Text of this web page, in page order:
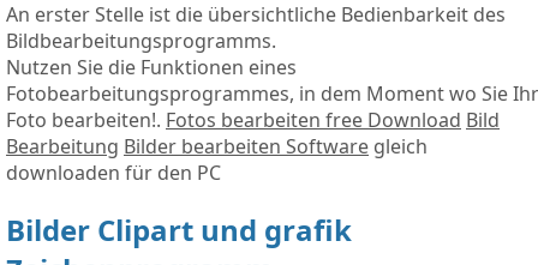
An erster Stelle ist die übersichtliche Bedienbarkeit des
Bildbearbeitungsprogramms.
Nutzen Sie die Funktionen eines
Fotobearbeitungsprogrammes, in dem Moment wo Sie Ihr
Foto bearbeiten!. Fotos bearbeiten free Download Bild
Bearbeitung Bilder bearbeiten Software gleich
downloaden für den PC
Bilder Clipart und grafik